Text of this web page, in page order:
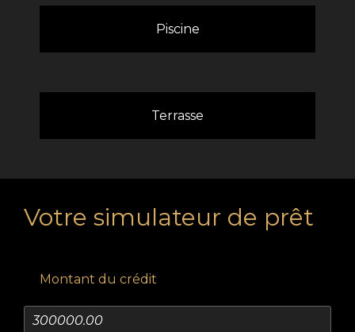
Piscine
Terrasse
Votre simulateur de prêt
Montant du crédit